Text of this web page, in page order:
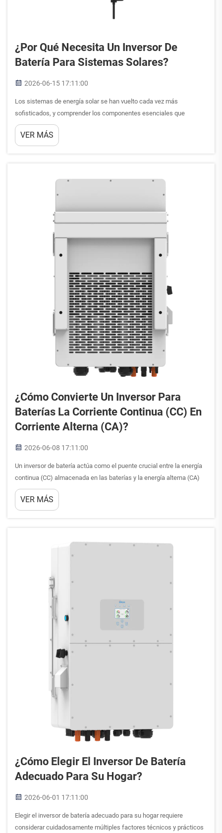
¿Por Qué Necesita Un Inversor De
Batería Para Sistemas Solares?
2026-06-15 17:11:00
Los sistemas de energía solar se han vuelto cada vez más
sofisticados, y comprender los componentes esenciales que
permiten su funcionamiento eficiente resulta crucial para
propietarios y empresas que consideran soluciones de energía
VER MÁS
¿Cómo Convierte Un Inversor Para
Baterías La Corriente Continua (CC) En
Corriente Alterna (CA)?
2026-06-08 17:11:00
Un inversor de batería actúa como el puente crucial entre la energía
continua (CC) almacenada en las baterías y la energía alterna (CA)
necesaria para aplicaciones domésticas y comerciales. El proceso
de conversión implica sofisticados mecanismos electrónicos de
VER MÁS
¿Cómo Elegir El Inversor De Batería
Adecuado Para Su Hogar?
2026-06-01 17:11:00
Elegir el inversor de batería adecuado para su hogar requiere
considerar cuidadosamente múltiples factores técnicos y prácticos